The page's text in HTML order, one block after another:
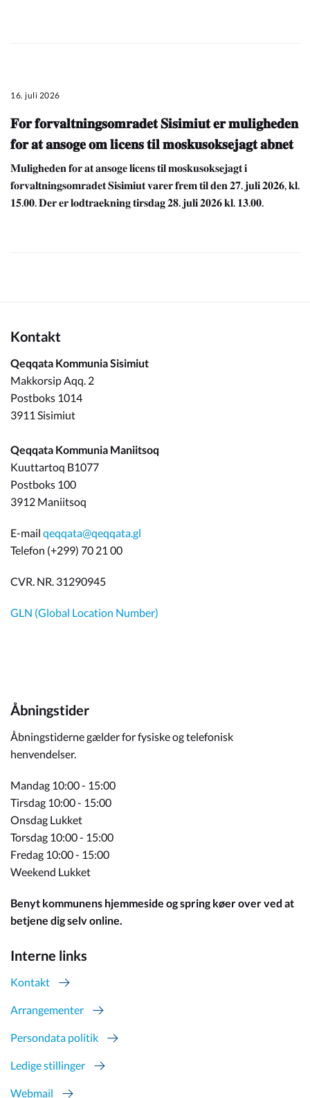
16. juli 2026
𝐅𝐨𝐫 𝐟𝐨𝐫𝐯𝐚𝐥𝐭𝐧𝐢𝐧𝐠𝐬𝐨𝐦𝐫𝐚𝐝𝐞𝐭 𝐒𝐢𝐬𝐢𝐦𝐢𝐮𝐭 𝐞𝐫 𝐦𝐮𝐥𝐢𝐠𝐡𝐞𝐝𝐞𝐧
𝐟𝐨𝐫 𝐚𝐭 𝐚𝐧𝐬𝐨𝐠𝐞 𝐨𝐦 𝐥𝐢𝐜𝐞𝐧𝐬 𝐭𝐢𝐥 𝐦𝐨𝐬𝐤𝐮𝐬𝐨𝐤𝐬𝐞𝐣𝐚𝐠𝐭 𝐚𝐛𝐧𝐞𝐭
𝐌𝐮𝐥𝐢𝐠𝐡𝐞𝐝𝐞𝐧 𝐟𝐨𝐫 𝐚𝐭 𝐚𝐧𝐬𝐨𝐠𝐞 𝐥𝐢𝐜𝐞𝐧𝐬 𝐭𝐢𝐥 𝐦𝐨𝐬𝐤𝐮𝐬𝐨𝐤𝐬𝐞𝐣𝐚𝐠𝐭 𝐢
𝐟𝐨𝐫𝐯𝐚𝐥𝐭𝐧𝐢𝐧𝐠𝐬𝐨𝐦𝐫𝐚𝐝𝐞𝐭 𝐒𝐢𝐬𝐢𝐦𝐢𝐮𝐭 𝐯𝐚𝐫𝐞𝐫 𝐟𝐫𝐞𝐦 𝐭𝐢𝐥 𝐝𝐞𝐧 𝟐𝟕. 𝐣𝐮𝐥𝐢 𝟐𝟎𝟐𝟔, 𝐤𝐥.
𝟏𝟓.𝟎𝟎. 𝐃𝐞𝐫 𝐞𝐫 𝐥𝐨𝐝𝐭𝐫𝐚𝐞𝐤𝐧𝐢𝐧𝐠 𝐭𝐢𝐫𝐬𝐝𝐚𝐠 𝟐𝟖. 𝐣𝐮𝐥𝐢 𝟐𝟎𝟐𝟔 𝐤𝐥. 𝟏𝟑.𝟎𝟎.
Kontakt
Qeqqata Kommunia Sisimiut
Makkorsip Aqq. 2
Postboks 1014
3911 Sisimiut
Qeqqata Kommunia Maniitsoq
Kuuttartoq B1077
Postboks 100
3912 Maniitsoq
E-mail qeqqata@qeqqata.gl
Telefon (+299) 70 21 00
CVR. NR. 31290945
GLN (Global Location Number)
Åbningstider
Åbningstiderne gælder for fysiske og telefonisk
henvendelser.
Mandag 10:00 - 15:00
Tirsdag 10:00 - 15:00
Onsdag Lukket
Torsdag 10:00 - 15:00
Fredag 10:00 - 15:00
Weekend Lukket
Benyt kommunens hjemmeside og spring køer over ved at
betjene dig selv online.
Interne links
Kontakt
Arrangementer
Persondata politik
Ledige stillinger
Webmail